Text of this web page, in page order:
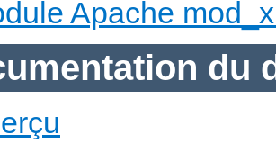
Apache
du